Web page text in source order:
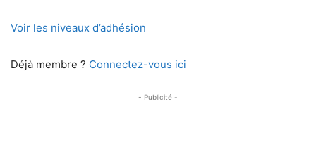
Voir les niveaux d’adhésion
Déjà membre ? Connectez-vous ici
- Publicité -